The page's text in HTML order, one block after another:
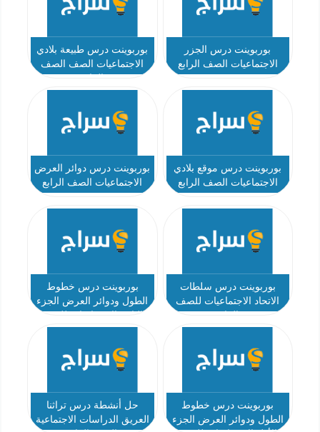
بوربوينت درس الجزر
الاجتماعيات الصف الرابع
بوربوينت درس طبيعة بلادي
الاجتماعيات الصف الصف
بوربوينت درس موقع بلادي
الاجتماعيات الصف الرابع
بوربوينت درس دوائر العرض
الاجتماعيات الصف الرابع
بوربوينت درس سلطات
الاتحاد الاجتماعيات للصف
بوربوينت درس خطوط
الطول ودوائر العرض الجزء
الرابع
بوربوينت درس خطوط
الطول ودوائر العرض الجزء
حل أنشطة درس تراثنا
العريق الدراسات الاجتماعية